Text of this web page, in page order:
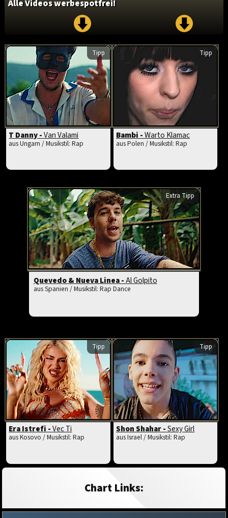
Alle Videos werbespotfrei!
Tipp
T Danny -Van Valami
aus Ungarn / Musikstil: Rap
Tipp
Bambi -Warto Klamac
aus Polen / Musikstil: Rap
Extra Tipp
Quevedo & Nueva Linea -Al Golpito
aus Spanien / Musikstil: Rap Dance
Tipp
Era Istrefi -Vec Ti
aus Kosovo / Musikstil: Rap
Tipp
Shon Shahar -Sexy Girl
aus Israel / Musikstil: Rap
Chart Links: